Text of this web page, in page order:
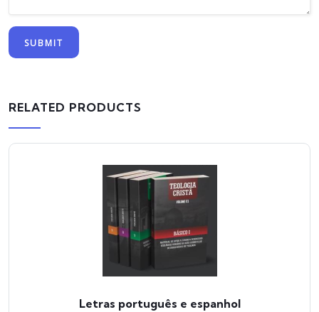
RELATED PRODUCTS
Letras português e espanhol